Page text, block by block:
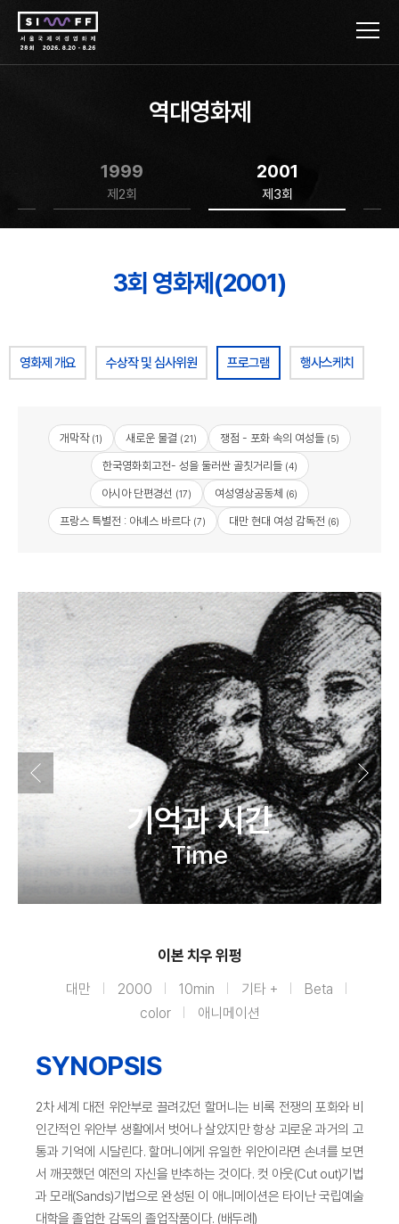
역대영화제
1999
제2회
2001
제3회
3회 영화제(2001)
영화제 개요 수상작 및 심사위원 프로그램 행사스케치
개막작(1) 새로운 물결 (21) 쟁점 - 포화 속의 여성들 (5)
한국영화회고전- 성을 둘러싼 골칫거리들(4)
아시아 단편경선 (17) 여성영상공동체 (6)
프랑스 특별전 : 아녜스 바르다 (7) 대만 현대 여성 감독전 (6)
기억과 시간
Time
이본 치우 위펑
대만 2000 10min 기타 +
Beta
color
애니메이션
SYNOPSIS
2차 세계 대전 위안부로 끌려갔던 할머니는 비록 전쟁의 포화와 비
인간적인 위안부 생활에서 벗어나 살았지만 항상 괴로운 과거의 고
통과 기억에 시달린다. 할머니에게 유일한 위안이라면 손녀를 보면
서 깨끗했던 예전의 자신을 반추하는 것이다. 컷 아웃(Cut out)기법
과 모래(Sands)기법으로 완성된 이 애니메이션은 타이난 국립예술
대학을 졸업한 감독의 졸업작품이다. (배두례)